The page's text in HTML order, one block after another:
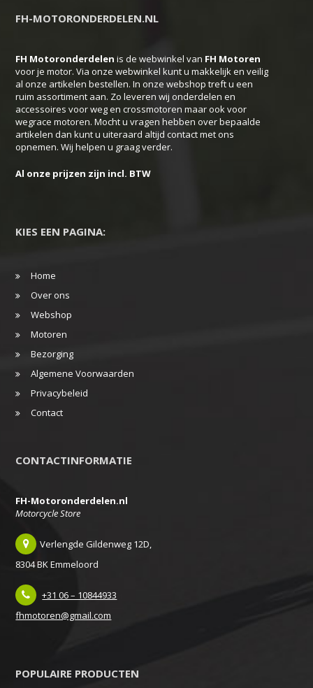
optie
gekozen
worden
op
de
productpagina
FH-MOTORONDERDELEN.NL
FH Motoronderdelen is de webwinkel van FH Motoren
voor je motor. Via onze webwinkel kunt u makkelijk en veilig
al onze artikelen bestellen. In onze webshop treft u een
ruim assortiment aan. Zo leveren wij onderdelen en
accessoires voor weg en crossmotoren maar ook voor
wegrace motoren. Mocht u vragen hebben over bepaalde
artikelen dan kunt u uiteraard altijd contact met ons
opnemen. Wij helpen u graag verder.
Al onze prijzen zijn incl. BTW
KIES EEN PAGINA:
Home
Over ons
Webshop
Motoren
Bezorging
Algemene Voorwaarden
Privacybeleid
Contact
CONTACTINFORMATIE
FH-Motoronderdelen.nl
Motorcycle Store
Verlengde Gildenweg 12D,
8304 BK Emmeloord
+31 06 – 10844933
fhmotoren@gmail.com
POPULAIRE PRODUCTEN